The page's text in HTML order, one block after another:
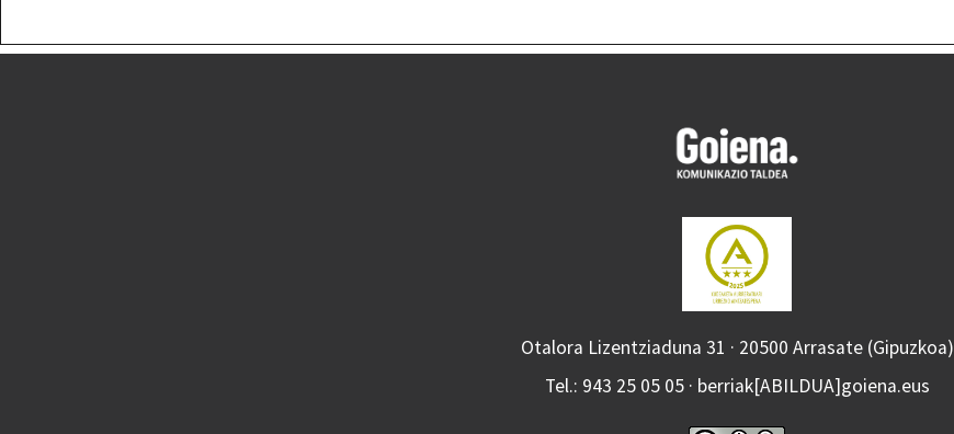
Otalora Lizentziaduna 31 · 20500 Arrasate (Gipuzkoa)
Tel.: 943 25 05 05 · berriak[ABILDUA]goiena.eus